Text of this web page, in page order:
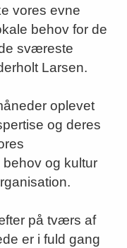
vores evne
behov for de
sværeste
Larsen.
oplevet
og deres
og kultur
på tværs af
er i fuld gang